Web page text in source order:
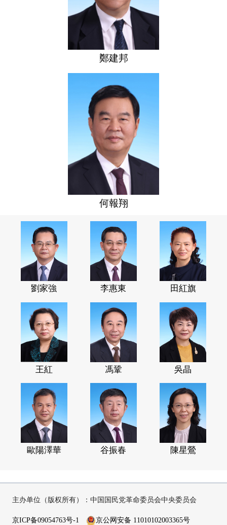
鄭建邦
何報翔
劉家強 李惠東 田紅旗
王紅 馮鞏 吳晶
歐陽澤華 谷振春 陳星鶯
主办单位（版权所有）：中国国民党革命委员会中央委员会
京ICP备09054763号-1 京公网安备 11010102003365号